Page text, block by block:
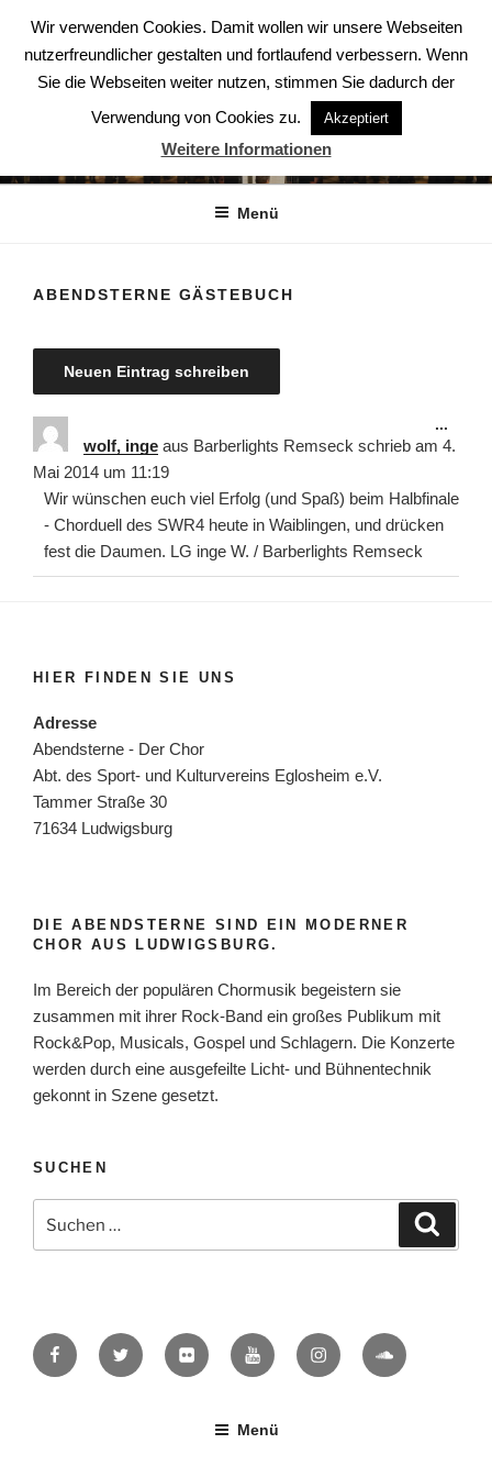
Inhalt
springen
ABENDSTERNE – DER CHOR
Der Chor aus Ludwigsburg
Menü
ABENDSTERNE GÄSTEBUCH
wolf, inge aus Barberlights Remseck schrieb am 4.
Mai 2014 um 11:19
Wir wünschen euch viel Erfolg (und Spaß) beim Halbfinale
- Chorduell des SWR4 heute in Waiblingen, und drücken
fest die Daumen. LG inge W. / Barberlights Remseck
...
ein-/
HIER FINDEN SIE UNS
Adresse
Abendsterne - Der Chor
Abt. des Sport- und Kulturvereins Eglosheim e.V.
Tammer Straße 30
71634 Ludwigsburg
DIE ABENDSTERNE SIND EIN MODERNER
CHOR AUS LUDWIGSBURG.
Im Bereich der populären Chormusik begeistern sie
zusammen mit ihrer Rock-Band ein großes Publikum mit
Rock&Pop, Musicals, Gospel und Schlagern. Die Konzerte
werden durch eine ausgefeilte Licht- und Bühnentechnik
gekonnt in Szene gesetzt.
SUCHEN
nach:
FacebookTwitter Flickr YouTubeInstagram SoundCloud
Menü
Wir verwenden Cookies. Damit wollen wir unsere Webseiten
nutzerfreundlicher gestalten und fortlaufend verbessern. Wenn
Sie die Webseiten weiter nutzen, stimmen Sie dadurch der
Verwendung von Cookies zu.
Akzeptiert
Weitere Informationen